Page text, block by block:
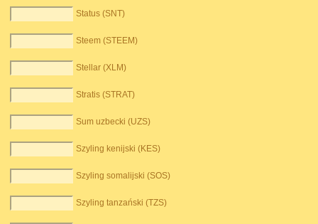
Status (SNT)
Steem (STEEM)
Stellar (XLM)
Stratis (STRAT)
Sum uzbecki (UZS)
Szyling kenijski (KES)
Szyling somalijski (SOS)
Szyling tanzański (TZS)